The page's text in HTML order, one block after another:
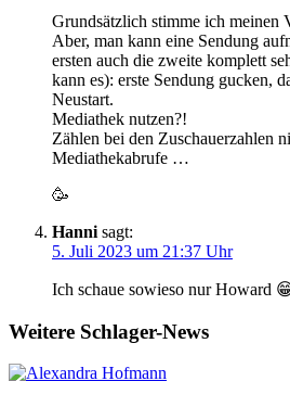
Grundsätzlich stimme ich meinen
Aber, man kann eine Sendung
ersten auch die zweite komplett
kann es): erste Sendung gucken,
Neustart.
Mediathek nutzen?!
Zählen bei den Zuschauerzahlen
Mediathekabrufe …
🥳
Hanni sagt:
5. Juli 2023 um 21:37 Uhr
Ich schaue sowieso nur Howard
Weitere Schlager-News